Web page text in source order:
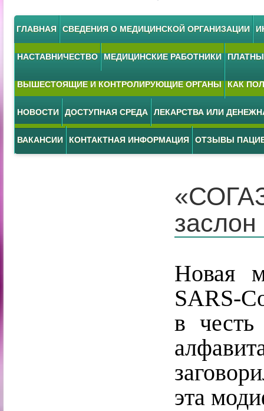
ГЛАВНАЯ СВЕДЕНИЯ О МЕДИЦИНСКОЙ ОРГАНИЗАЦИИ
НАСТАВНИЧЕСТВО МЕДИЦИНСКИЕ РАБОТНИКИ
ВЫШЕСТОЯЩИЕ И КОНТРОЛИРУЮЩИЕ ОРГАНЫ КАК
НОВОСТИ ДОСТУПНАЯ СРЕДА ЛЕКАРСТВА ИЛИ
ВАКАНСИИ КОНТАКТНАЯ ИНФОРМАЦИЯ ОТЗЫВЫ
Новая
SARS-
в честь
эта